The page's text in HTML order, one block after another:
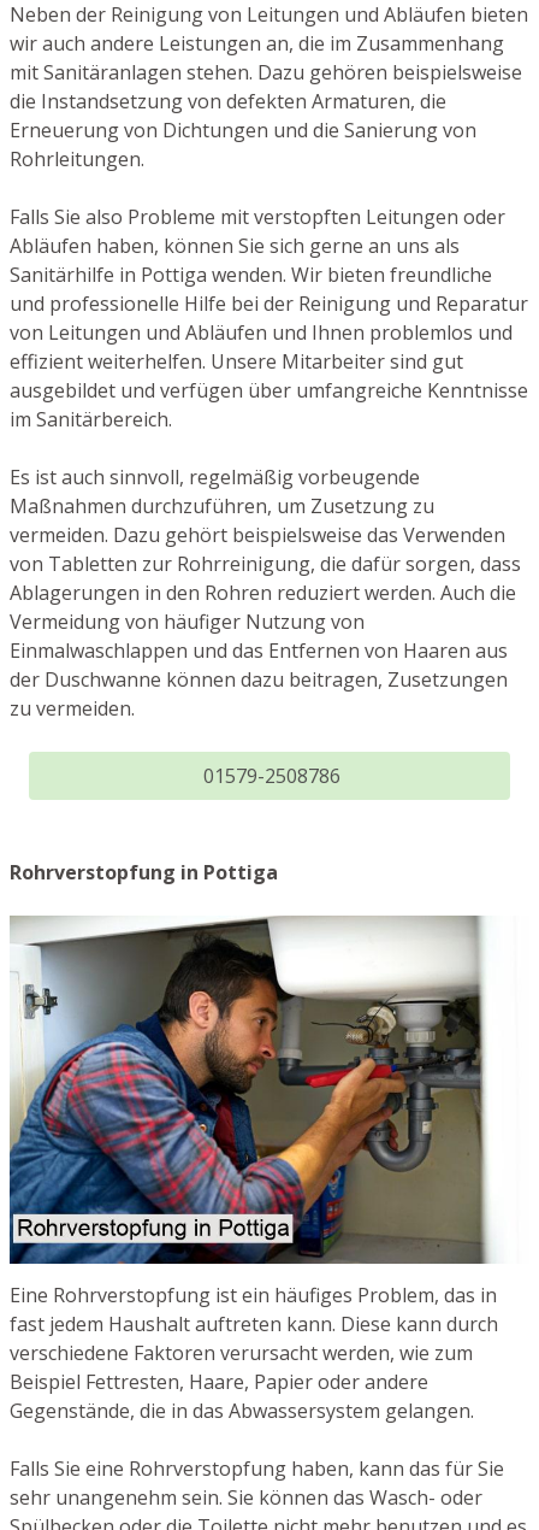
Neben der Reinigung von Leitungen und Abläufen bieten
wir auch andere Leistungen an, die im Zusammenhang
mit Sanitäranlagen stehen. Dazu gehören beispielsweise
die Instandsetzung von defekten Armaturen, die
Erneuerung von Dichtungen und die Sanierung von
Rohrleitungen.
Falls Sie also Probleme mit verstopften Leitungen oder
Abläufen haben, können Sie sich gerne an uns als
Sanitärhilfe in Pottiga wenden. Wir bieten freundliche
und professionelle Hilfe bei der Reinigung und Reparatur
von Leitungen und Abläufen und Ihnen problemlos und
effizient weiterhelfen. Unsere Mitarbeiter sind gut
ausgebildet und verfügen über umfangreiche Kenntnisse
im Sanitärbereich.
Es ist auch sinnvoll, regelmäßig vorbeugende
Maßnahmen durchzuführen, um Zusetzung zu
vermeiden. Dazu gehört beispielsweise das Verwenden
von Tabletten zur Rohrreinigung, die dafür sorgen, dass
Ablagerungen in den Rohren reduziert werden. Auch die
Vermeidung von häufiger Nutzung von
Einmalwaschlappen und das Entfernen von Haaren aus
der Duschwanne können dazu beitragen, Zusetzungen
zu vermeiden.
01579-2508786
Rohrverstopfung in Pottiga
Eine Rohrverstopfung ist ein häufiges Problem, das in
fast jedem Haushalt auftreten kann. Diese kann durch
verschiedene Faktoren verursacht werden, wie zum
Beispiel Fettresten, Haare, Papier oder andere
Gegenstände, die in das Abwassersystem gelangen.
Falls Sie eine Rohrverstopfung haben, kann das für Sie
sehr unangenehm sein. Sie können das Wasch- oder